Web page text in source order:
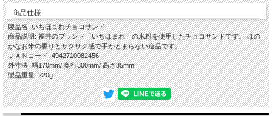
商品仕様
製品名: いちほまれチョコサンド
商品説明: 福井のブランド「いちほまれ」の米粉を使用したチョコサンドです。 ほの
かなお米の香りとサクサク感で手がとまらない逸品です。
ＪＡＮコード: 4942710082456
外寸法: 幅170mm/ 奥行300mm/ 高さ35mm
製品重量: 220g